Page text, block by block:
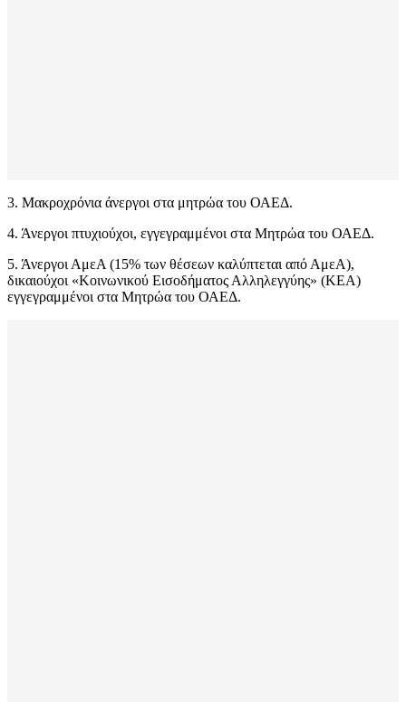
3. Μακροχρόνια άνεργοι στα μητρώα του ΟΑΕΔ.
4. Άνεργοι πτυχιούχοι, εγγεγραμμένοι στα Μητρώα του ΟΑΕΔ.
5. Άνεργοι ΑμεΑ (15% των θέσεων καλύπτεται από ΑμεΑ),
δικαιούχοι «Κοινωνικού Εισοδήματος Αλληλεγγύης» (ΚΕΑ)
εγγεγραμμένοι στα Μητρώα του ΟΑΕΔ.